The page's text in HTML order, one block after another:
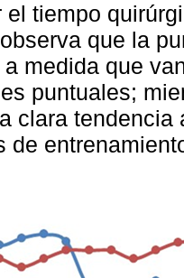
el tiempo
que la
a medida que
puntuales;
clara
de